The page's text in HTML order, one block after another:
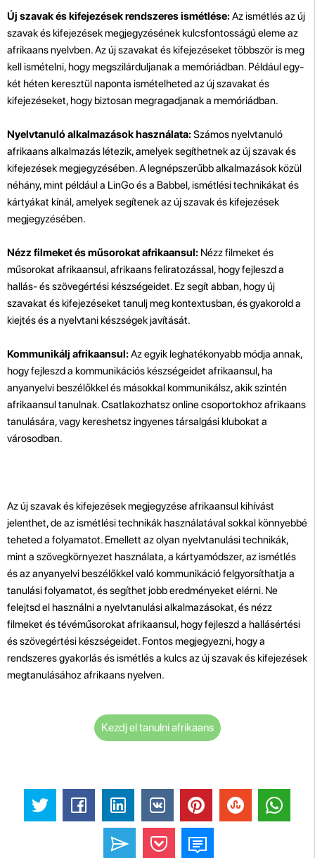
Új szavak és kifejezések rendszeres ismétlése:Az ismétlés az új
szavak és kifejezések megjegyzésének kulcsfontosságú eleme az
afrikaans nyelvben. Az új szavakat és kifejezéseket többször is meg
kell ismételni, hogy megszilárduljanak a memóriádban. Például egy-
két héten keresztül naponta ismételheted az új szavakat és
kifejezéseket, hogy biztosan megragadjanak a memóriádban.
Nyelvtanuló alkalmazások használata:Számos nyelvtanuló
afrikaans alkalmazás létezik, amelyek segíthetnek az új szavak és
kifejezések megjegyzésében. A legnépszerűbb alkalmazások közül
néhány, mint például a LinGo és a Babbel, ismétlési technikákat és
kártyákat kínál, amelyek segítenek az új szavak és kifejezések
megjegyzésében.
Nézz filmeket és műsorokat afrikaansul: Nézz filmeket és
műsorokat afrikaansul, afrikaans feliratozással, hogy fejleszd a
hallás- és szövegértési készségeidet. Ez segít abban, hogy új
szavakat és kifejezéseket tanulj meg kontextusban, és gyakorold a
kiejtés és a nyelvtani készségek javítását.
Kommunikálj afrikaansul:Az egyik leghatékonyabb módja annak,
hogy fejleszd a kommunikációs készségeidet afrikaansul, ha
anyanyelvi beszélőkkel és másokkal kommunikálsz, akik szintén
afrikaansul tanulnak. Csatlakozhatsz online csoportokhoz afrikaans
tanulására, vagy kereshetsz ingyenes társalgási klubokat a
városodban.
Az új szavak és kifejezések megjegyzése afrikaansul kihívást
jelenthet, de az ismétlési technikák használatával sokkal könnyebbé
teheted a folyamatot. Emellett az olyan nyelvtanulási technikák,
mint a szövegkörnyezet használata, a kártyamódszer, az ismétlés
és az anyanyelvi beszélőkkel való kommunikáció felgyorsíthatja a
tanulási folyamatot, és segíthet jobb eredményeket elérni. Ne
felejtsd el használni a nyelvtanulási alkalmazásokat, és nézz
filmeket és tévéműsorokat afrikaansul, hogy fejleszd a hallásértési
és szövegértési készségeidet. Fontos megjegyezni, hogy a
rendszeres gyakorlás és ismétlés a kulcs az új szavak és kifejezések
megtanulásához afrikaans nyelven.
Kezdj el tanulni afrikaans